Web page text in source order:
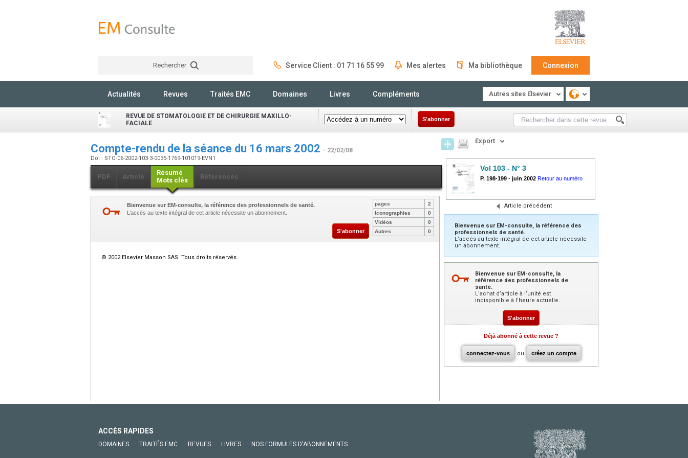
Rechercher Service Client : 01 71 16 55 99 Mes alertes Ma bibliothèque Connexion
Actualités Revues Traités EMC Domaines Livres Compléments Autres sites Elsevier
REVUE DE STOMATOLOGIE ET DE CHIRURGIE MAXILLO-
FACIALE
S'abonner
Compte-rendu de la séance du 16 mars 2002 - 22/02/08
Doi : STO-06-2002-103-3-0035-1769-101019-EVN1
PDF Article
Résumé
Mots clés
Références
Bienvenue sur EM-consulte, la référence des professionnels de santé.
L’accès au texte intégral de cet article nécessite un abonnement.
S'abonner
pages
2
Iconographies
0
Vidéos
0
Autres
0
© 2002 Elsevier Masson SAS. Tous droits réservés.
Export
Vol 103 - N° 3
P. 198-199 - juin 2002 Retour au numéro
Article précédent
Bienvenue sur EM-consulte, la référence des
professionnels de santé.
L’accès au texte intégral de cet article nécessite
un abonnement.
Bienvenue sur EM-consulte, la
référence des professionnels de
santé.
L’achat d’article à l’unité est
indisponible à l’heure actuelle.
S'abonner
Déjà abonné à cette revue ?
connectez-vous ou créez un compte
ACCÈS RAPIDES
DOMAINES TRAITÉS EMC REVUES LIVRES NOS FORMULES D'ABONNEMENTS